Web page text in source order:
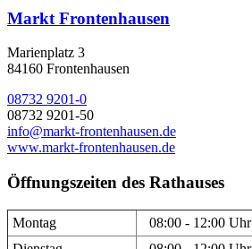
Markt Frontenhausen
Marienplatz 3
84160 Frontenhausen
08732 9201-0
08732 9201-50
info@markt-frontenhausen.de
www.markt-frontenhausen.de
Öffnungszeiten des Rathauses
Montag 08:00 - 12:00 Uhr